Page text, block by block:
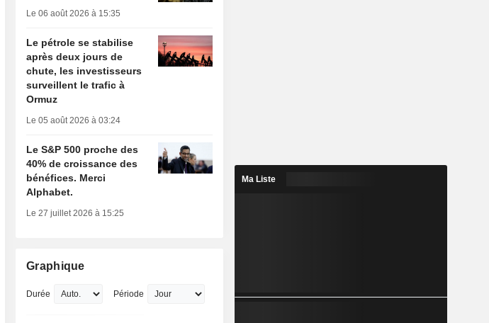
Le 06 août 2026 à 15:35
Le pétrole se stabilise
après deux jours de
chute, les investisseurs
surveillent le trafic à
Ormuz
Le 05 août 2026 à 03:24
Le S&P 500 proche des
40% de croissance des
bénéfices. Merci
Alphabet.
Le 27 juillet 2026 à 15:25
Graphique
Durée Période
Ma Liste